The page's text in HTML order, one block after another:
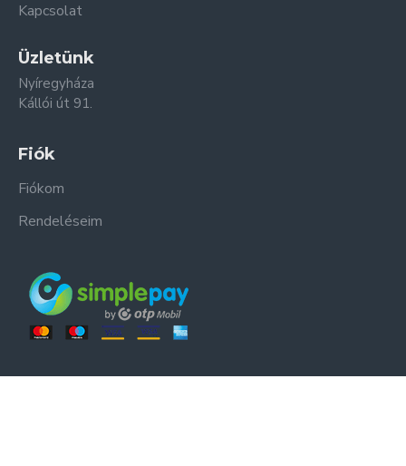
Kapcsolat
Üzletünk
Nyíregyháza
Kállói út 91.
Fiók
Fiókom
Rendeléseim